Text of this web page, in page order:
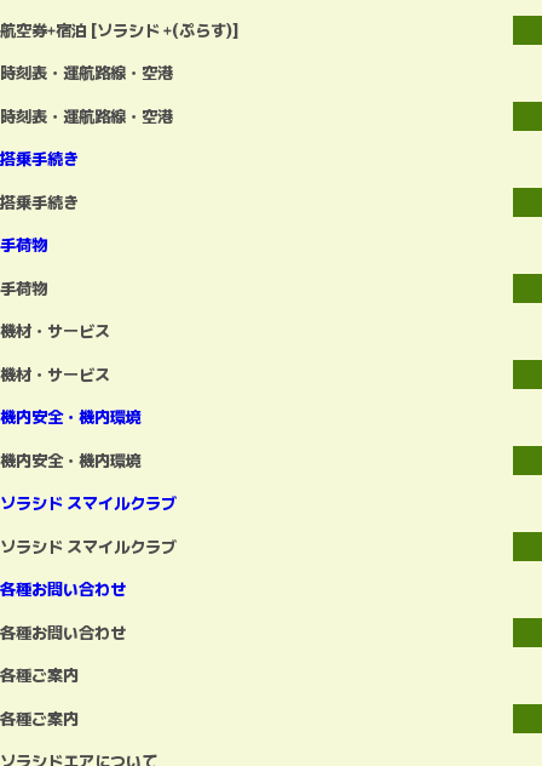
航空券+宿泊 [ソラシド +(ぷらす)]
時刻表・運航路線・空港
時刻表・運航路線・空港
搭乗手続き
搭乗手続き
手荷物
手荷物
機材・サービス
機材・サービス
機内安全・機内環境
機内安全・機内環境
ソラシド スマイルクラブ
ソラシド スマイルクラブ
各種お問い合わせ
各種お問い合わせ
各種ご案内
各種ご案内
ソラシドエアについて